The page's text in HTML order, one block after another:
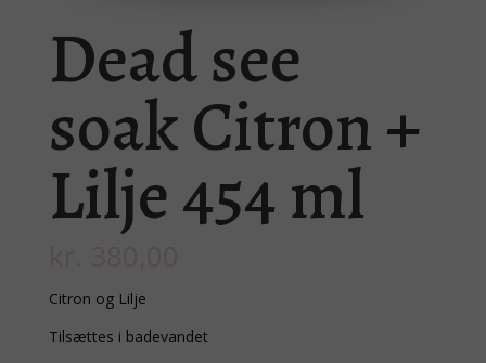
Dead see
soak Citron +
Lilje 454 ml
Citron og Lilje
Tilsættes i badevandet